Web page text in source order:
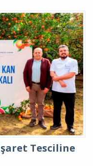
Tesciline